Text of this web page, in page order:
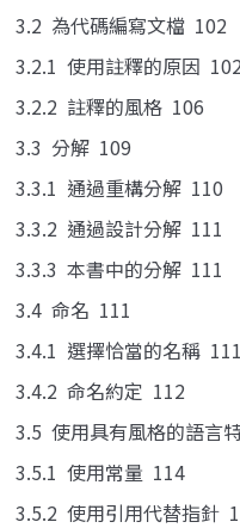
3.2 為代碼編寫文檔 102
3.2.1 使用註釋的原因
3.2.2 註釋的風格 106
3.3 分解 109
3.3.1 通過重構分解 110
3.3.2 通過設計分解 111
3.3.3 本書中的分解 111
3.4 命名 111
3.4.1 選擇恰當的名稱 111
3.4.2 命名約定 112
3.5 使用具有風格的語言
3.5.1 使用常量 114
3.5.2 使用引用代替指針